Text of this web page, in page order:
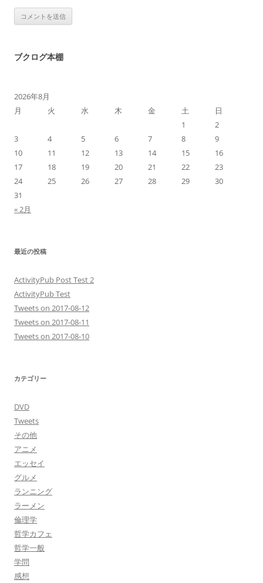
ブクログ本棚
2026年8月
月
火 水 木 金 土
日
1
2
3
4 5 6 7 8
9
10
11 12 13 14 15
16
17
18 19 20 21 22
23
24
25 26 27 28 29
30
31
« 2月
最近の投稿
ActivityPub Post Test 2
ActivityPub Test
Tweets on 2017-08-12
Tweets on 2017-08-11
Tweets on 2017-08-10
カテゴリー
DVD
Tweets
その他
アニメ
エッセイ
グルメ
ランニング
ラーメン
倫理学
哲学カフェ
哲学一般
学問
感想